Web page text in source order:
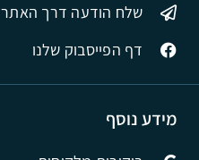
מידע נוסף
שלח הודעה דרך האתר
דף הפייסבוק שלנו